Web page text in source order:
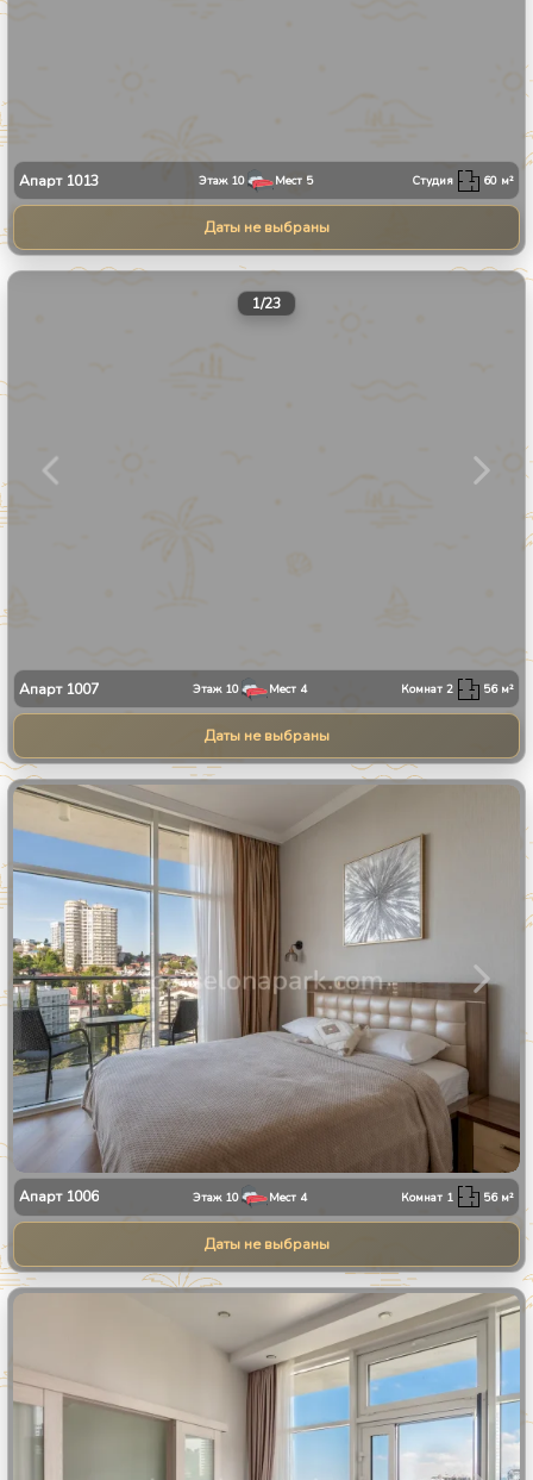
Апарт 1013 Этаж 10 Мест 5 Студия 60 м²
Даты не выбраны
1/23
Апарт 1007 Этаж 10 Мест 4 Комнат2 56м²
Даты не выбраны
Апарт 1006 Этаж 10 Мест 4 Комнат 1 56м²
Даты не выбраны
25